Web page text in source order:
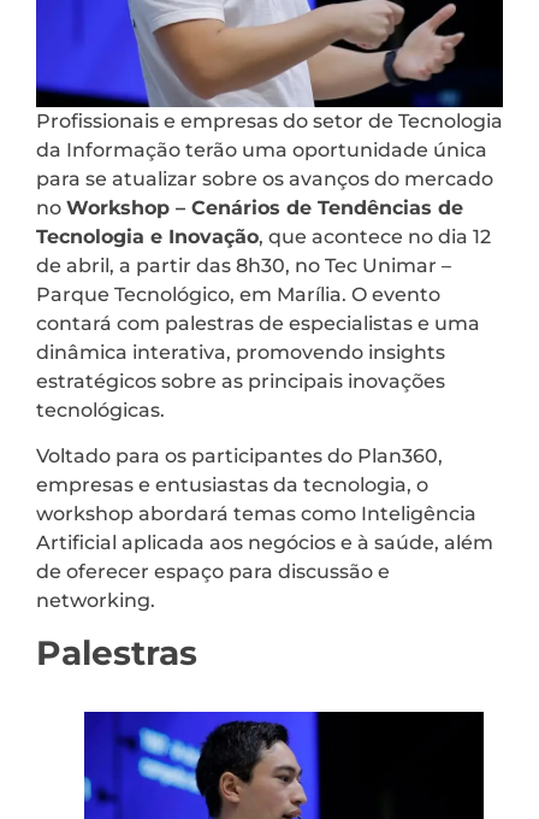
Profissionais e empresas do setor de Tecnologia
da Informação terão uma oportunidade única
para se atualizar sobre os avanços do mercado
no Workshop – Cenários de Tendências de
Tecnologia e Inovação, que acontece no dia 12
de abril, a partir das 8h30, no Tec Unimar –
Parque Tecnológico, em Marília. O evento
contará com palestras de especialistas e uma
dinâmica interativa, promovendo insights
estratégicos sobre as principais inovações
tecnológicas.
Voltado para os participantes do Plan360,
empresas e entusiastas da tecnologia, o
workshop abordará temas como Inteligência
Artificial aplicada aos negócios e à saúde, além
de oferecer espaço para discussão e
networking.
Palestras